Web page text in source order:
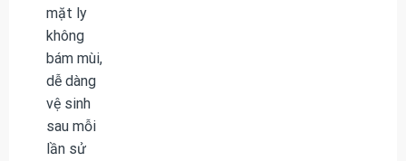
mặt ly
không
bám mùi,
dễ dàng
vệ sinh
sau mỗi
lần sử